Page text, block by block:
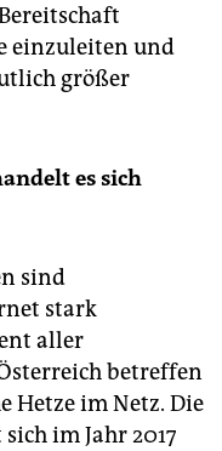
einzuleiten und
größer
es sich
sind
stark
aller
betreffen
Hetze im Netz. Die
im Jahr 2017